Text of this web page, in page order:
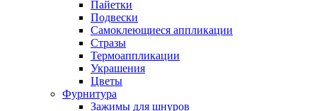
Пайетки
Подвески
Самоклеющиеся аппликации
Стразы
Термоаппликации
Украшения
Цветы
Фурнитура
Зажимы для шнуров